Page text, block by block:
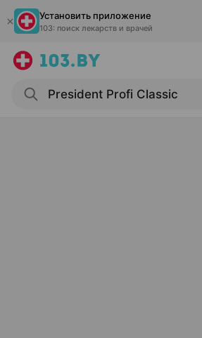
Установить приложение
103: поиск лекарств и врачей